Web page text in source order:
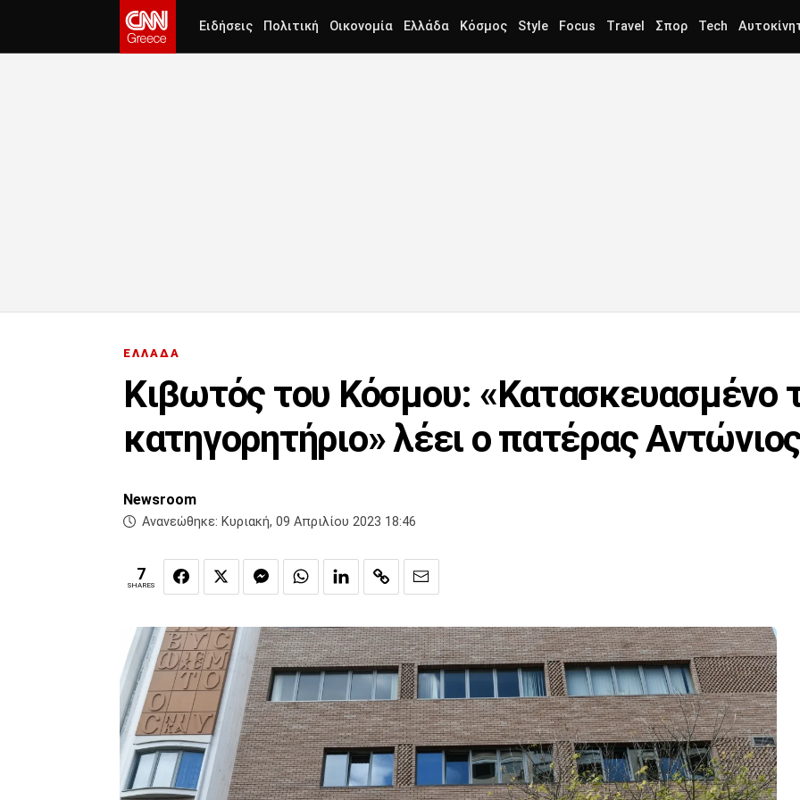
Ειδήσεις Πολιτική Οικονομία Ελλάδα Κόσμος Style Focus Travel Σπορ Tech
ΕΛΛΑΔΑ
Κιβωτός του Κόσμου: «Κατασκευασμένο
κατηγορητήριο» λέει ο πατέρας
Newsroom
Ανανεώθηκε: Κυριακή, 09 Απριλίου 2023 18:46
7
SHARES